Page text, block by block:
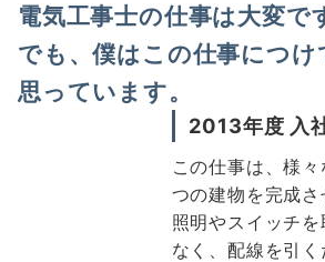
電気工事士の仕事は大変で
でも、僕はこの仕事につけ
思っています。
2013年度 入
この仕事は、様
つの建物を完成さ
照明やスイッチ
なく、配線を引